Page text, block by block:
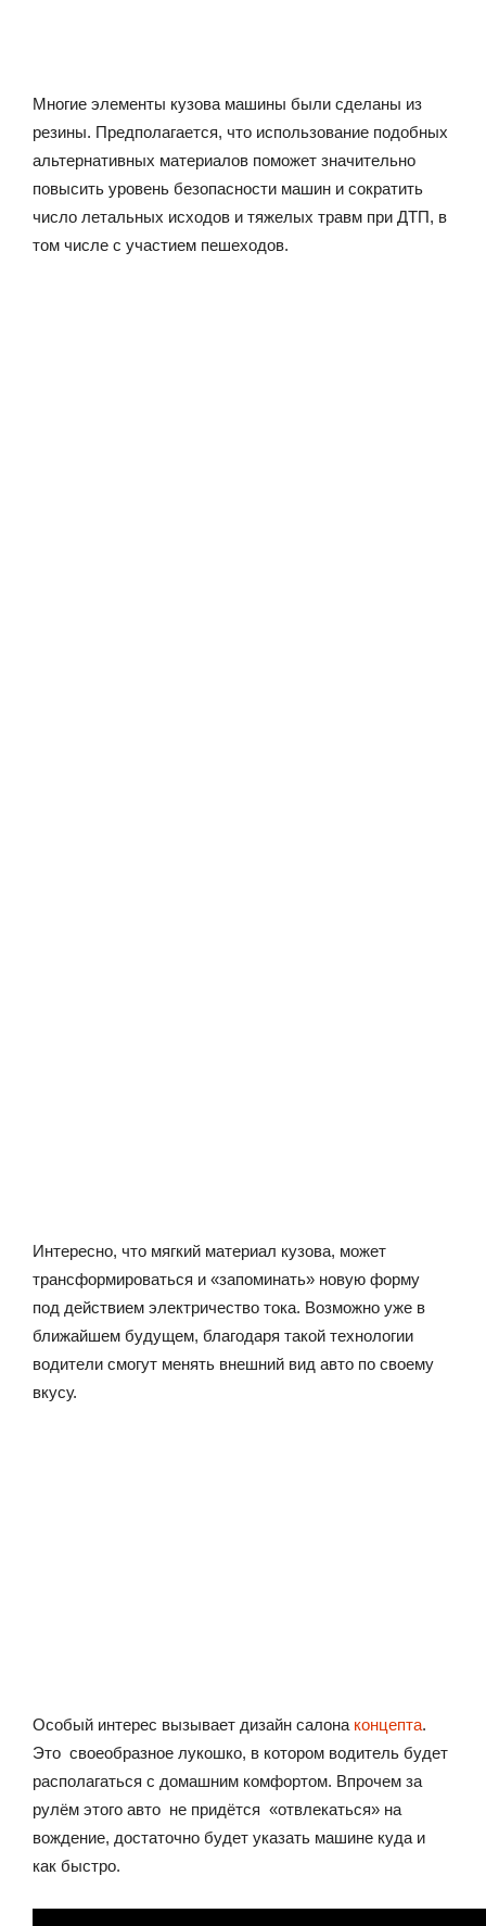
Многие элементы кузова машины были сделаны из
резины. Предполагается, что использование подобных
альтернативных материалов поможет значительно
повысить уровень безопасности машин и сократить
число летальных исходов и тяжелых травм при ДТП, в
том числе с участием пешеходов.
Интересно, что мягкий материал кузова, может
трансформироваться и «запоминать» новую форму
под действием электричество тока. Возможно уже в
ближайшем будущем, благодаря такой технологии
водители смогут менять внешний вид авто по своему
вкусу.
Особый интерес вызывает дизайн салона концепта.
Это своеобразное лукошко, в котором водитель будет
располагаться с домашним комфортом. Впрочем за
рулём этого авто не придётся «отвлекаться» на
вождение, достаточно будет указать машине куда и
как быстро.